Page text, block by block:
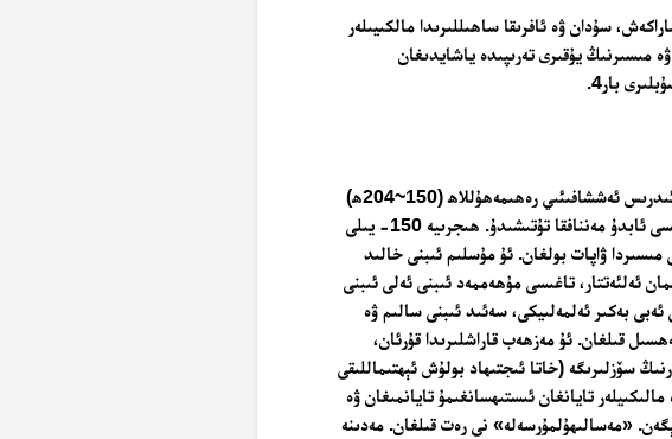
سۇدان ۋە ئافرىقا ساھىللىرىدا مالكىيىلەر
مىسىرنىڭ يۇقىرى تەرىپىدە ياشايدىغان
بار4.
بۇ مەزھەبنىڭ قۇرغۇچىسى مۇھەممەد ئىبنى ئىدرىس ئەششافىئىي رەھىمەھۇللاھ (150~204ھ)
بولۇپ، نەسەبى پەيغەمبەر ئەلەيھىسسالامنىڭ بۇۋىسى ئابدۇ مەننافقا تۇتىشىدۇ. ھىجرىيە 150- يىلى
گازا شەھرىدە تۇغۇلغان. 204- يىلى مىسىردا ۋاپات بولغان. ئۇ مۇسلىم ئىبنى خالىد
ئەلئەتتار، تاغىسى مۇھەممەد ئىبنى ئەلى ئىبنى
ئەبى بەكىر ئەلمەلىيكى، سەئىد ئىبنى سالىم ۋە
قىلغان. ئۇ مەزھەب قاراشلىرىدا قۇرئان،
سۆزلىرىگە (خاتا ئىجتىھاد بولۇش ئېھتىماللىقى
تايانغان ئىستىھسانغىمۇ تايانمىغان ۋە
«مەسالىھۇلمۇرسەلە» نى رەت قىلغان. مەدىنە